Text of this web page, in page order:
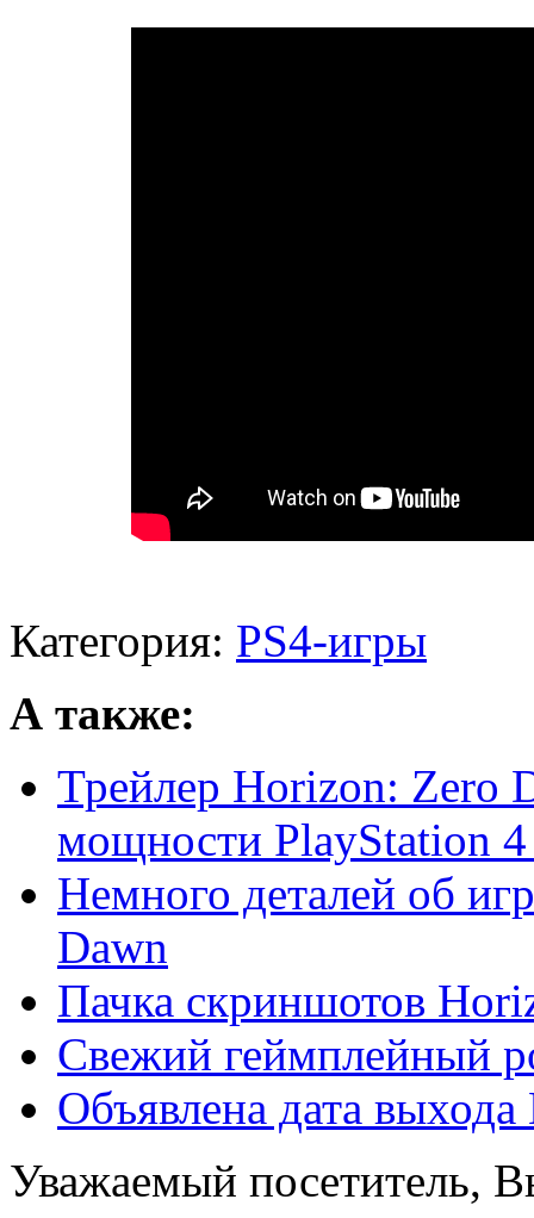
Категория: PS4-игры
А также:
Трейлер Horizon: Zero
мощности PlayStation
Немного деталей об
Dawn
Пачка скриншотов
Свежий геймплейный
Объявлена дата
Уважаемый посетитель,